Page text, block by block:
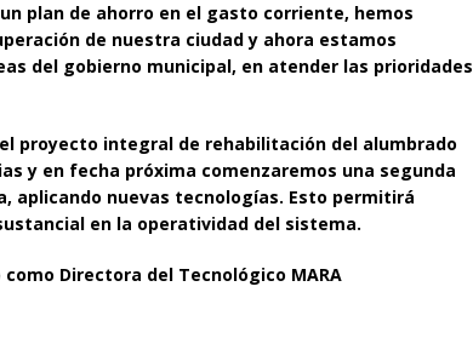
plan de ahorro en el gasto corriente, hemos
de nuestra ciudad y ahora estamos
del gobierno municipal, en atender las prioridades
proyecto integral de rehabilitación del alumbrado
y en fecha próxima comenzaremos una segunda
aplicando nuevas tecnologías. Esto permitirá
en la operatividad del sistema.
como Directora del Tecnológico MARA